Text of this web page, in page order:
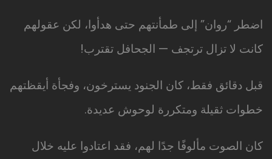
اضطر “روان” إلى طمأنتهم حتى هدأوا، لكن عقولهم
كانت لا تزال ترتجف — الجحافل تقترب!
قبل دقائق فقط، كان الجنود يسترخون، وفجأة أيقظتهم
خطوات ثقيلة ومتكررة لوحوش عديدة.
كان الصوت مألوفًا جدًا لهم، فقد اعتادوا عليه خلال